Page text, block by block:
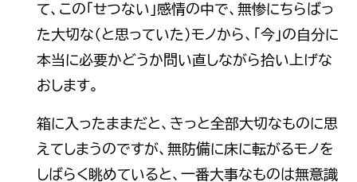
て、この「せつない」感情の中で、無惨にちらばっ
た大切な（と思っていた）モノから、「今」の自分に
本当に必要かどうか問い直しながら拾い上げな
おします。
箱に入ったままだと、きっと全部大切なものに思
えてしまうのですが、無防備に床に転がるモノを
しばらく眺めていると、一番大事なものは無意識